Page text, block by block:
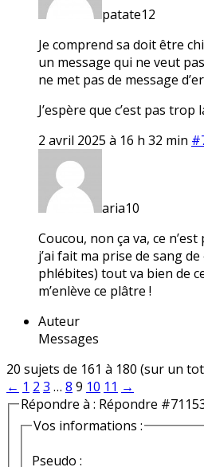
patate12
Je comprend sa doit être
un message qui ne veut
ne met pas de message
J’espère que c’est pas
2 avril 2025 à 16 h 32 min
aria10
Coucou, non ça va, ce
j’ai fait ma prise de sang
phlébites) tout va bien de
m’enlève ce plâtre !
Auteur
Messages
20 sujets de 161 à 180 (sur un
← 1 2 3 … 8 9 10 11 →
Répondre à : Répondre
Vos informations :
Pseudo :